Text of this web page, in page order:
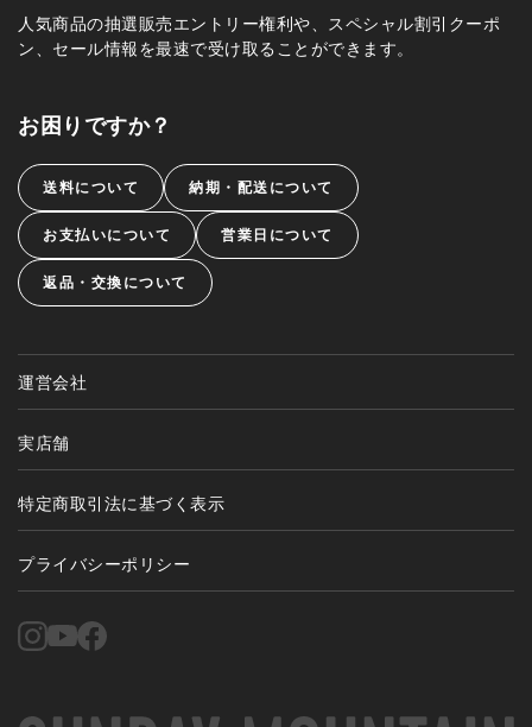
人気商品の抽選販売エントリー権利や、スペシャル割引クーポ
ン、セール情報を最速で受け取ることができます。
お困りですか？
送料について 納期・配送について
お支払いについて 営業日について
返品・交換について
運営会社
実店舗
特定商取引法に基づく表示
プライバシーポリシー